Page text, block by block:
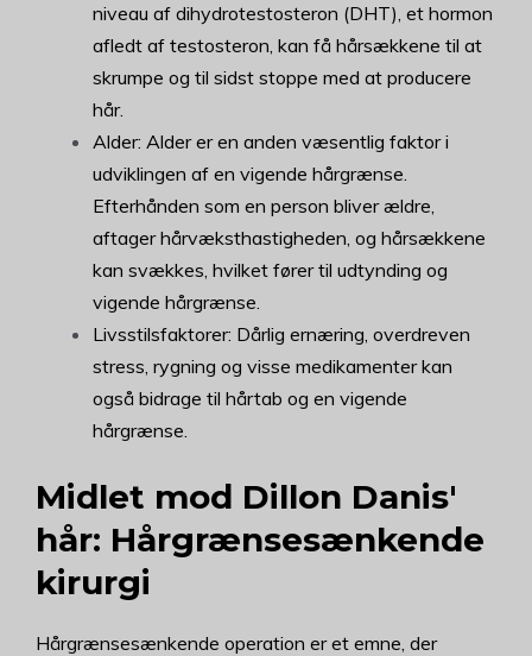
niveau af dihydrotestosteron (DHT), et hormon
afledt af testosteron, kan få hårsækkene til at
skrumpe og til sidst stoppe med at producere
hår.
Alder: Alder er en anden væsentlig faktor i
udviklingen af en vigende hårgrænse.
Efterhånden som en person bliver ældre,
aftager hårvæksthastigheden, og hårsækkene
kan svækkes, hvilket fører til udtynding og
vigende hårgrænse.
Livsstilsfaktorer: Dårlig ernæring, overdreven
stress, rygning og visse medikamenter kan
også bidrage til hårtab og en vigende
hårgrænse.
Midlet mod Dillon Danis'
hår: Hårgrænsesænkende
kirurgi
Hårgrænsesænkende operation er et emne, der